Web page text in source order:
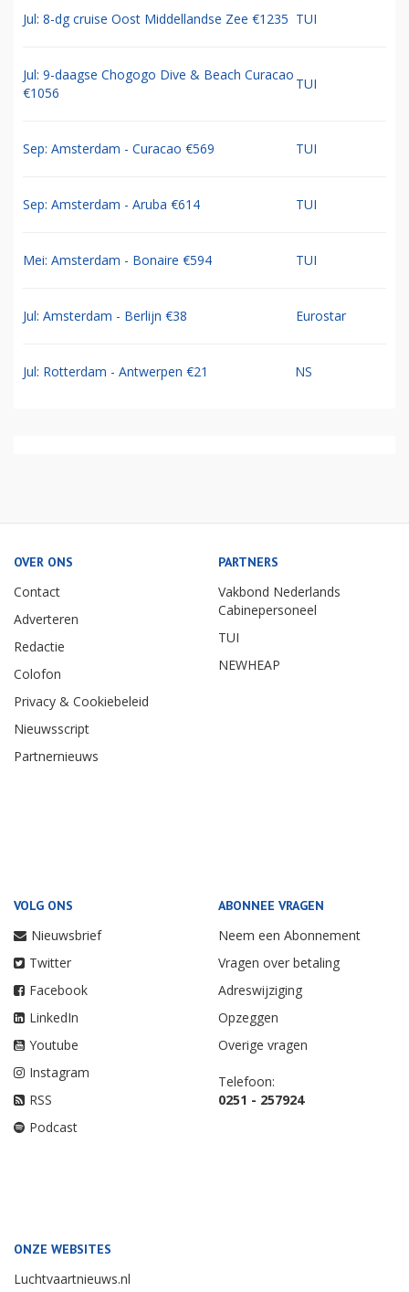
Jul: 8-dg cruise Oost Middellandse Zee €1235 TUI
Jul: 9-daagse Chogogo Dive & Beach Curacao
€1056
TUI
Sep: Amsterdam - Curacao €569 TUI
Sep: Amsterdam - Aruba €614 TUI
Mei: Amsterdam - Bonaire €594 TUI
Jul: Amsterdam - Berlijn €38 Eurostar
Jul: Rotterdam - Antwerpen €21 NS
OVER ONS
Contact
Adverteren
Redactie
Colofon
Privacy & Cookiebeleid
Nieuwsscript
Partnernieuws
PARTNERS
Vakbond Nederlands
Cabinepersoneel
TUI
NEWHEAP
VOLG ONS
Nieuwsbrief
Twitter
Facebook
LinkedIn
Youtube
Instagram
RSS
Podcast
ABONNEE VRAGEN
Neem een Abonnement
Vragen over betaling
Adreswijziging
Opzeggen
Overige vragen
Telefoon:
0251 - 257924
ONZE WEBSITES
Luchtvaartnieuws.nl